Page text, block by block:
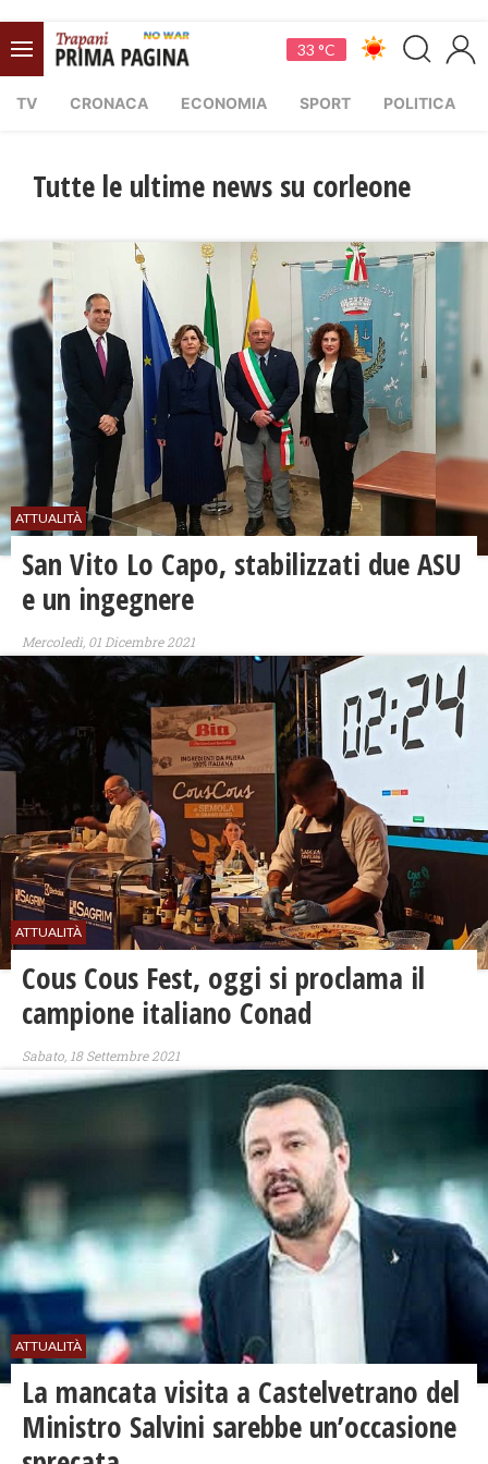
33 °C
TV CRONACA ECONOMIA SPORT POLITICA
Tutte le ultime news su corleone
ATTUALITÀ
San Vito Lo Capo, stabilizzati due ASU
e un ingegnere
Mercoledì, 01 Dicembre 2021
ATTUALITÀ
Cous Cous Fest, oggi si proclama il
campione italiano Conad
Sabato, 18 Settembre 2021
ATTUALITÀ
La mancata visita a Castelvetrano del
Ministro Salvini sarebbe un’occasione